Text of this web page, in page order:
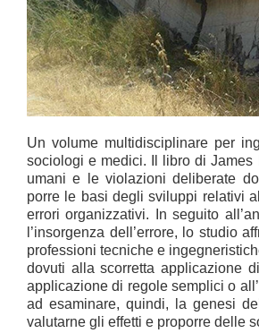
Un volume multidisciplinare per
sociologi e medici. Il libro di James
umani e le violazioni deliberate
porre le basi degli sviluppi relativi
errori organizzativi. In seguito
l’insorgenza dell’errore, lo studio
professioni tecniche e
dovuti alla scorretta applicazione
applicazione di regole semplici o
ad esaminare, quindi, la genesi
valutarne gli effetti e proporre delle